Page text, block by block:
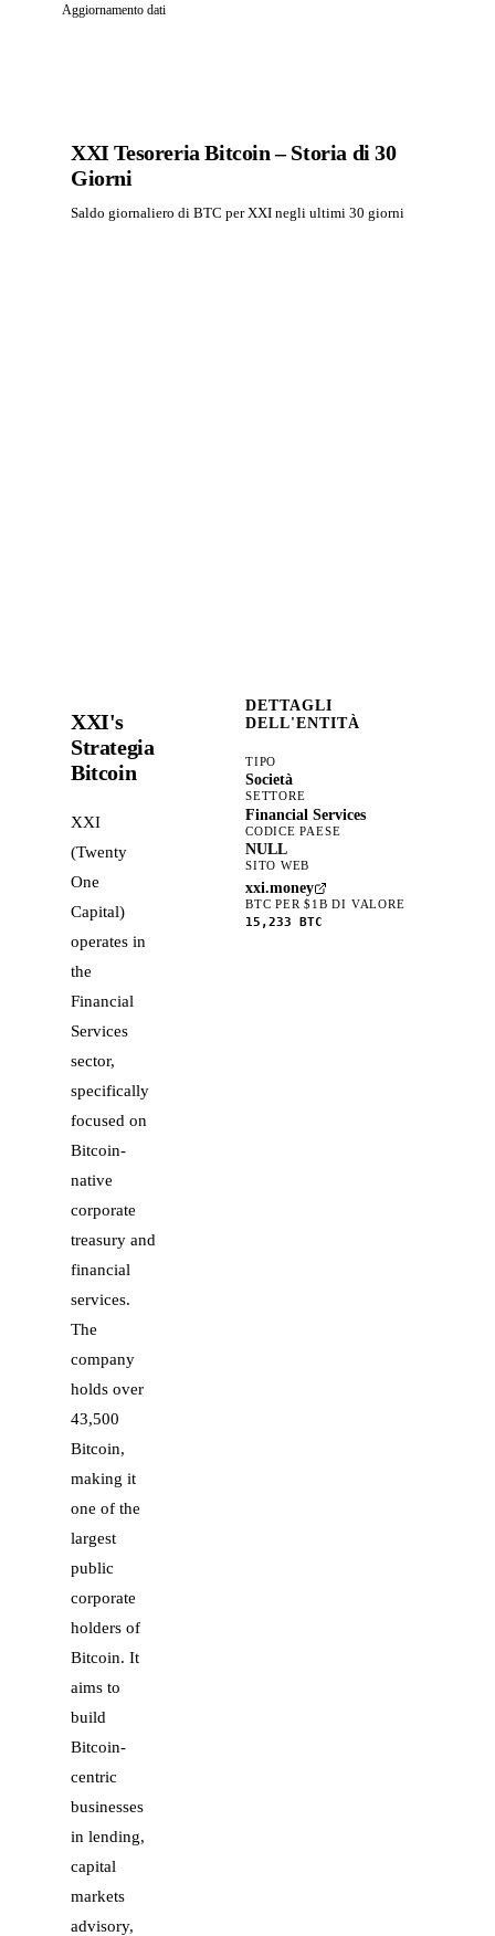
Aggiornamento dati
XXI Tesoreria Bitcoin – Storia di 30
Giorni
Saldo giornaliero di BTC per XXI negli ultimi 30 giorni
XXI's
Strategia
Bitcoin
XXI
(Twenty
One
Capital)
operates in
the
Financial
Services
sector,
specifically
focused on
Bitcoin-
native
corporate
treasury and
financial
services.
The
company
holds over
43,500
Bitcoin,
making it
one of the
largest
public
corporate
holders of
Bitcoin. It
aims to
build
Bitcoin-
centric
businesses
in lending,
capital
markets
advisory,
DETTAGLI
DELL'ENTITÀ
TIPO
Società
SETTORE
Financial Services
CODICE PAESE
NULL
SITO WEB
xxi.money
BTC PER $1B DI VALORE
15,233 BTC